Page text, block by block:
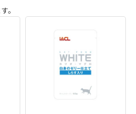
。